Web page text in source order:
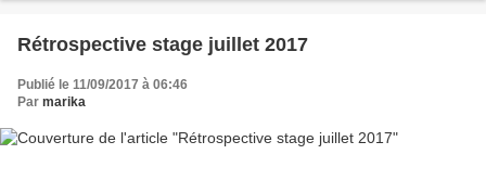
Rétrospective stage juillet 2017
Publié le 11/09/2017 à 06:46
Par marika